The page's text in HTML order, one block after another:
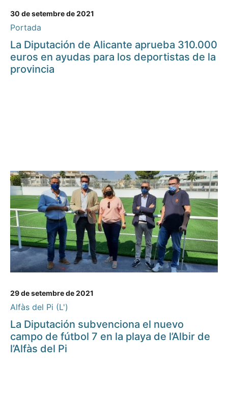
30 de setembre de 2021
Portada
La Diputación de Alicante aprueba 310.000
euros en ayudas para los deportistas de la
provincia
29 de setembre de 2021
Alfàs del Pi (L')
La Diputación subvenciona el nuevo
campo de fútbol 7 en la playa de l’Albir de
l’Alfàs del Pi